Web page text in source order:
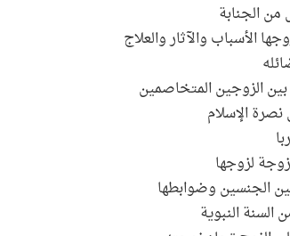
من الجنابة
الأسباب والآثار والعلاج
الزوجين المتخاصمين
الإسلام
لزوجها
الجنسين وضوابطها
السنة النبوية